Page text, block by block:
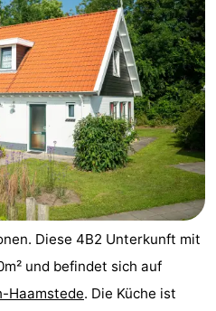
Diese 4B2 Unterkunft mit
und befindet sich auf
Haamstede. Die Küche ist